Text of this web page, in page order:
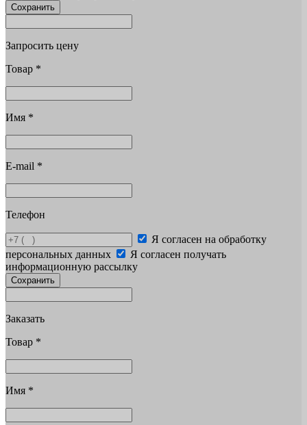
Сохранить
Запросить цену
Товар *
Имя *
E-mail *
Телефон
Я согласен на обработку
персональных данных
Я согласен получать
информационную рассылку
Сохранить
Заказать
Товар *
Имя *